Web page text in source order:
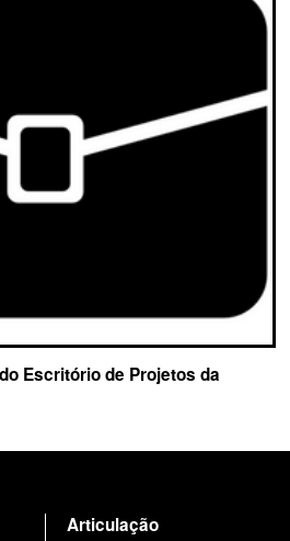
Escritório de Projetos da
Articulação